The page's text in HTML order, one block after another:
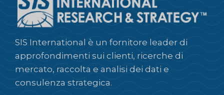
SIS International è un fornitore leader di
approfondimenti sui clienti, ricerche di
mercato, raccolta e analisi dei dati e
consulenza strategica.